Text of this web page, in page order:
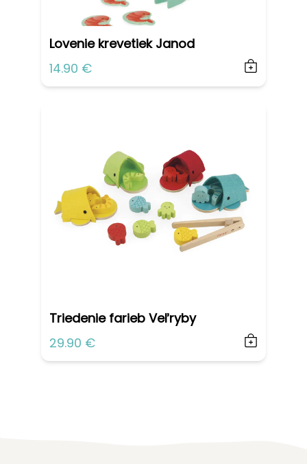
Lovenie krevetiek Janod
14.90 €
Triedenie farieb Veľryby
29.90 €